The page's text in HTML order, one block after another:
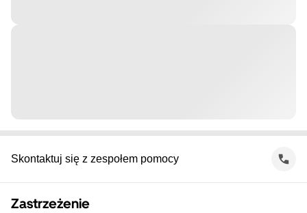
Skontaktuj się z zespołem pomocy
Zastrzeżenie